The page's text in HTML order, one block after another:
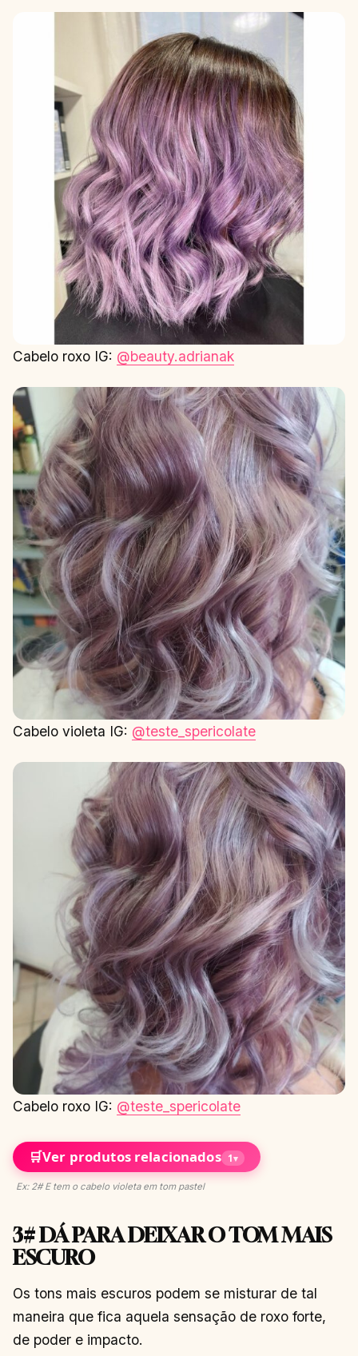
Cabelo roxo IG: @beauty.adrianak
Cabelo violeta IG: @teste_spericolate
Cabelo roxo IG: @teste_spericolate
🛒Ver produtos relacionados 1▾
Ex: 2# E tem o cabelo violeta em tom pastel
3# DÁ PARA DEIXAR O TOM MAIS
ESCURO
Os tons mais escuros podem se misturar de tal
maneira que fica aquela sensação de roxo forte,
de poder e impacto.